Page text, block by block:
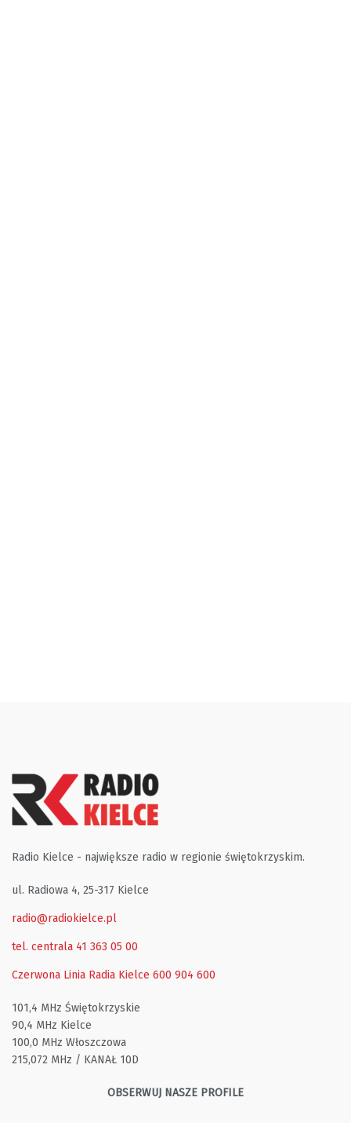
Radio Kielce - największe radio w regionie świętokrzyskim.
ul. Radiowa 4, 25-317 Kielce
radio@radiokielce.pl
tel. centrala 41 363 05 00
Czerwona Linia Radia Kielce 600 904 600
101,4 MHz Świętokrzyskie
90,4 MHz Kielce
100,0 MHz Włoszczowa
215,072 MHz / KANAŁ 10D
OBSERWUJ NASZE PROFILE